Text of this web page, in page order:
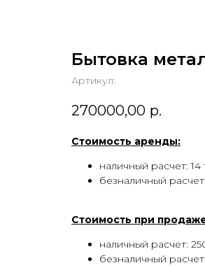
Бытовка
Артикул:
270000,00 р.
Стоимость аренды:
наличный расчет: 14
безналичный
Стоимость при
наличный расчет:
безналичный